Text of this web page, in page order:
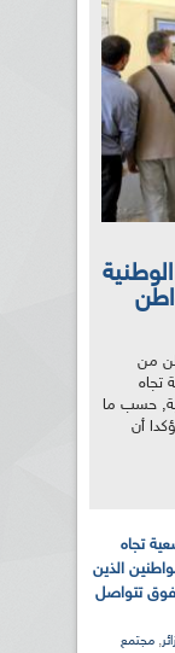
مواطن
مواطن من
تجاه
حسب ما
أن
تجاه
الذين
فما فوق تتواصل
, مجتمع